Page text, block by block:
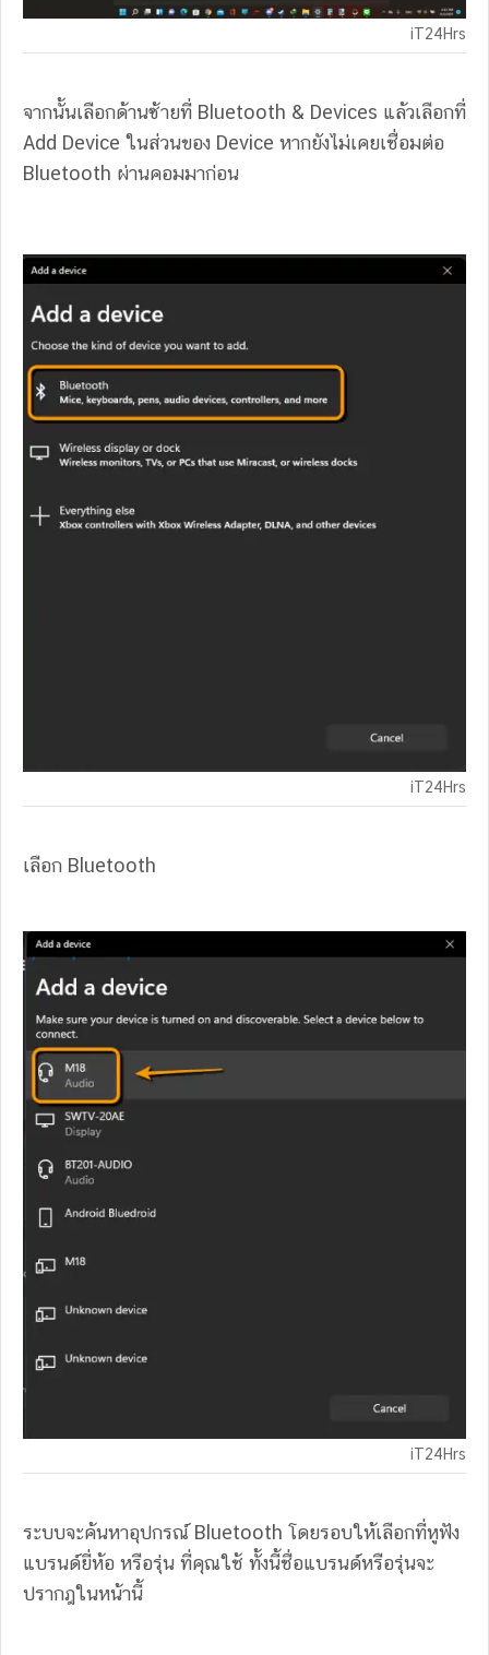
iT24Hrs
จากนั้นเลือกด้านซ้ายที่ Bluetooth & Devices แล้วเลือกที่
Add Device ในส่วนของ Device หากยังไม่เคยเชื่อมต่อ
Bluetooth ผ่านคอมมาก่อน
iT24Hrs
เลือก Bluetooth
iT24Hrs
ระบบจะค้นหาอุปกรณ์ Bluetooth โดยรอบให้เลือกที่หูฟัง
แบรนด์ยี่ห้อ หรือรุ่น ที่คุณใช้ ทั้งนี้ชื่อแบรนด์หรือรุ่นจะ
ปรากฎในหน้านี้